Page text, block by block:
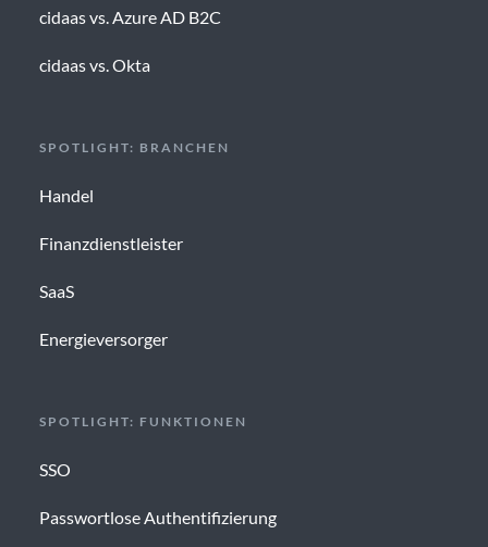
cidaas vs. Azure AD B2C
cidaas vs. Okta
SPOTLIGHT: BRANCHEN
Handel
Finanzdienstleister
SaaS
Energieversorger
SPOTLIGHT: FUNKTIONEN
SSO
Passwortlose Authentifizierung